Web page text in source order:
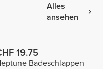
Alles
ansehen
19.75
Badeschlappen